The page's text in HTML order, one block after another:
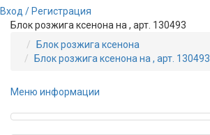
Вход / Регистрация
Блок розжига ксенона на , арт. 130493
Блок розжига ксенона
Блок розжига ксенона на , арт. 130493
Меню информации